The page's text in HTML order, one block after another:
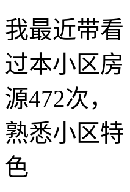
我最近带看
过本小区房
源472次，
熟悉小区特
色